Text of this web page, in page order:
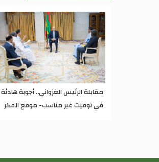
مقابلة الرئيس الغزواني.. أجوبة هادئة
في توقيت غير مناسب- موقع الفكر